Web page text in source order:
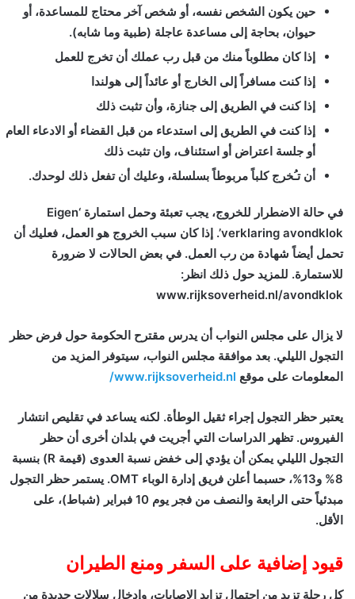
حين يكون الشخص نفسه، أو شخص آخر محتاج للمساعدة، أو
حيوان، بحاجة إلى مساعدة عاجلة (طبية وما شابه).
إذا كان مطلوباً منك من قبل رب عملك أن تخرج للعمل
إذا كنت مسافراً إلى الخارج أو عائداً إلى هولندا
إذا كنت في الطريق إلى جنازة، وأن تثبت ذلك
إذا كنت في الطريق إلى استدعاء من قبل القضاء أو الادعاء العام
أو جلسة اعتراض أو استئناف، وان تثبت ذلك
أن تـُخرج كلباً مربوطاً بسلسلة، وعليك أن تفعل ذلك لوحدك.
­في حالة الاضطرار للخروج، يجب تعبئة وحمل استمارة ‘Eigen
verklaring avondklok’. إذا كان سبب الخروج هو العمل، فعليك أن
تحمل أيضاً شهادة من رب العمل. في بعض الحالات لا ضرورة
للاستمارة. للمزيد حول ذلك انظر:
www.rijksoverheid.nl/avondklok
لا يزال على مجلس النواب أن يدرس مقترح الحكومة حول فرض حظر
التجول الليلي. بعد موافقة مجلس النواب، سيتوفر المزيد من
المعلومات على موقع www.rijksoverheid.nl/
يعتبر حظر التجول إجراء ثقيل الوطأة. لكنه يساعد في تقليص انتشار
الفيروس. تظهر الدراسات التي أجريت في بلدان أخرى أن حظر
التجول الليلي يمكن أن يؤدي إلى خفض نسبة العدوى (قيمة R) بنسبة
8% و13%، حسبما أعلن فريق إدارة الوباء OMT. يستمر حظر التجول
مبدئياً حتى الرابعة والنصف من فجر يوم 10 فبراير (شباط)، على
الأقل.
قيود إضافية على السفر ومنع الطيران
كل رحلة تزيد من احتمال تزايد الإصابات، وإدخال سلالات جديدة من